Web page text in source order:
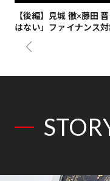
【後編】見城 徹×藤田
はない」ファイナンス